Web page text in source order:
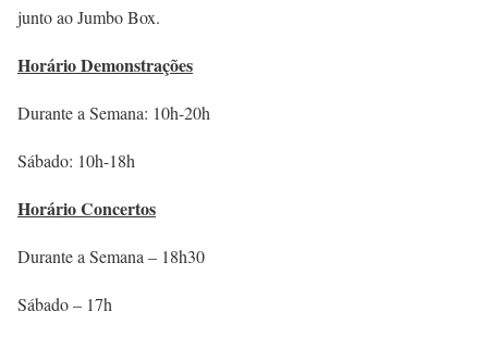
junto ao Jumbo Box.
Horário Demonstrações
Durante a Semana: 10h-20h
Sábado: 10h-18h
Horário Concertos
Durante a Semana – 18h30
Sábado – 17h